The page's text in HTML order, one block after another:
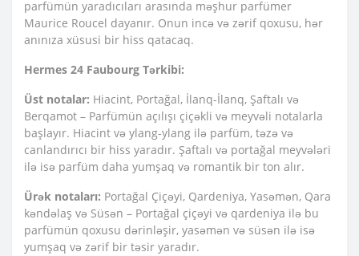
parfümün yaradıcıları arasında məşhur parfümer
Maurice Roucel dayanır. Onun incə və zərif qoxusu, hər
anınıza xüsusi bir hiss qatacaq.
Hermes 24 Faubourg Tərkibi:
Üst notalar: Hiacint, Portağal, İlanq-İlanq, Şaftalı və
Berqamot – Parfümün açılışı çiçəkli və meyvəli notalarla
başlayır. Hiacint və ylang-ylang ilə parfüm, təzə və
canlandırıcı bir hiss yaradır. Şaftalı və portağal meyvələri
ilə isə parfüm daha yumşaq və romantik bir ton alır.
Ürək notaları: Portağal Çiçəyi, Qardeniya, Yasəmən, Qara
kəndəlaş və Süsən – Portağal çiçəyi və qardeniya ilə bu
parfümün qoxusu dərinləşir, yasəmən və süsən ilə isə
yumşaq və zərif bir təsir yaradır.